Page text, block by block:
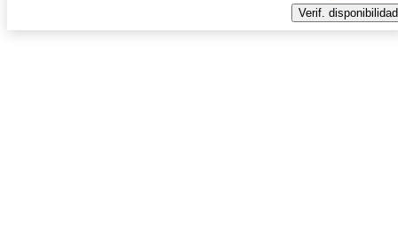
Verif. disponibilidad